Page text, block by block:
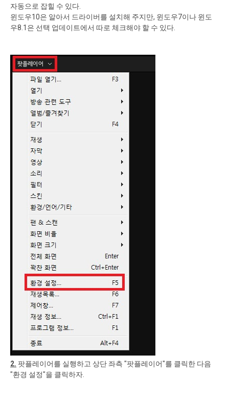
자동으로 잡힐 수 있다.
윈도우10은 알아서 드라이버를 설치해 주지만, 윈도우7이나 윈도
우8.1은 선택 업데이트에서 따로 체크해야 할 수 있다.
2. 팟플레이어를 실행하고 상단 좌측 "팟플레이어"를 클릭한 다음
"환경 설정"을 클릭하자.